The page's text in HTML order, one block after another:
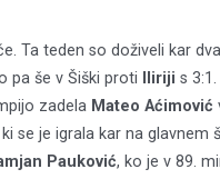
Ta teden so doživeli kar
pa še v Šiški proti Iliriji s
zadela Mateo Aćimović
se je igrala kar na
Pauković, ko je v 89.